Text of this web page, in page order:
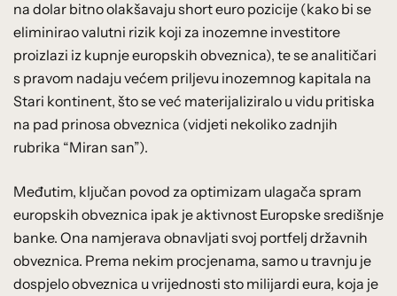
na dolar bitno olakšavaju short euro pozicije (kako bi se
eliminirao valutni rizik koji za inozemne investitore
proizlazi iz kupnje europskih obveznica), te se analitičari
s pravom nadaju većem priljevu inozemnog kapitala na
Stari kontinent, što se već materijaliziralo u vidu pritiska
na pad prinosa obveznica (vidjeti nekoliko zadnjih
rubrika “Miran san”).
Međutim, ključan povod za optimizam ulagača spram
europskih obveznica ipak je aktivnost Europske središnje
banke. Ona namjerava obnavljati svoj portfelj državnih
obveznica. Prema nekim procjenama, samo u travnju je
dospjelo obveznica u vrijednosti sto milijardi eura, koja je